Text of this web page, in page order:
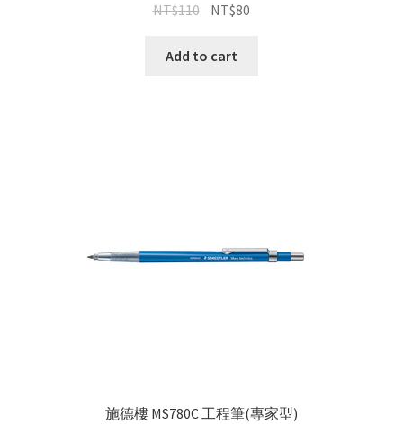
NT$110 NT$80
Add to cart
施德樓 MS780C 工程筆(專家型)